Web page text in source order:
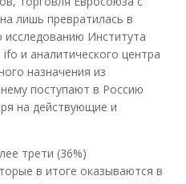
лишь превратилась в
исследованию Института
и аналитического центра
назначения из
поступают в Россию
на действующие и
трети (36%)
в итоге оказываются в